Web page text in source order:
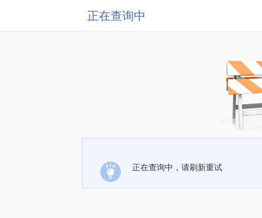
正在查询中
正在查询中，请刷新重试